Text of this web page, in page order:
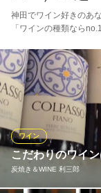
神田でワイン好きのあ
「ワインの種類なら
こだわりのワイ
炭焼き＆WINE 利三郎
ワイン